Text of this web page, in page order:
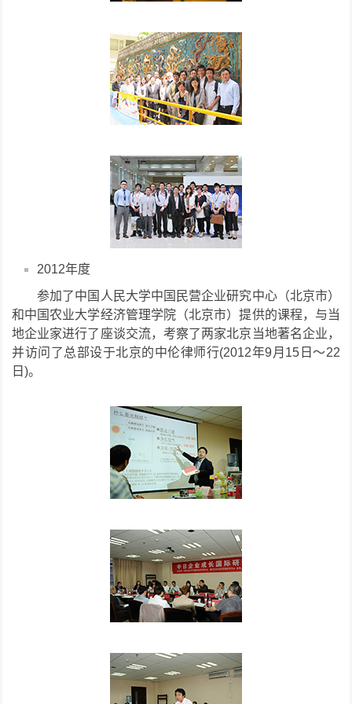
2012年度
参加了中国人民大学中国民营企业研究中心（北京市）
和中国农业大学经济管理学院（北京市）提供的课程，与当
地企业家进行了座谈交流，考察了两家北京当地著名企业，
并访问了总部设于北京的中伦律师行(2012年9月15日～22
日)。